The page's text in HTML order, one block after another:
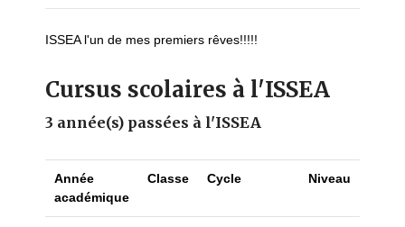
ISSEA l'un de mes premiers rêves!!!!!
Cursus scolaires à l'ISSEA
3 année(s) passées à l'ISSEA
Année
académique
Classe Cycle Niveau